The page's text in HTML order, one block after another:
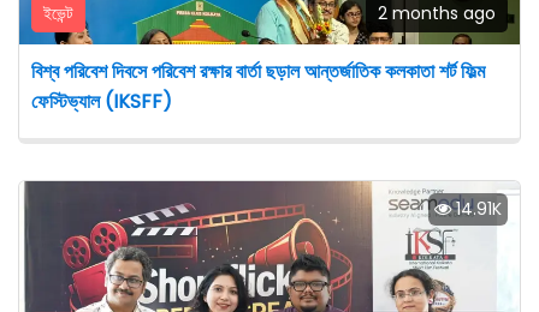
ইভেন্ট 2 months ago
বিশ্ব পরিবেশ দিবসে পরিবেশ রক্ষার বার্তা ছড়াল আন্তর্জাতিক কলকাতা শর্ট ফিল্ম
ফেস্টিভ্যাল (IKSFF)
14.91K